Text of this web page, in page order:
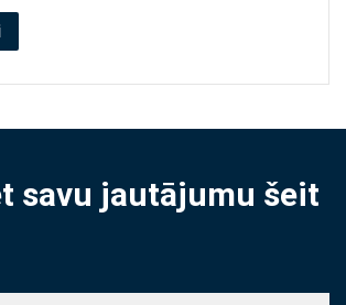
savu jautājumu šeit